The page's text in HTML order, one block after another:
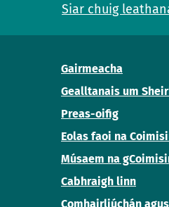
Siar chuig
Gairmeacha
Gealltanais um
Preas-oifig
Eolas faoi na
Músaem na
Cabhraigh linn
Comhairliúchán